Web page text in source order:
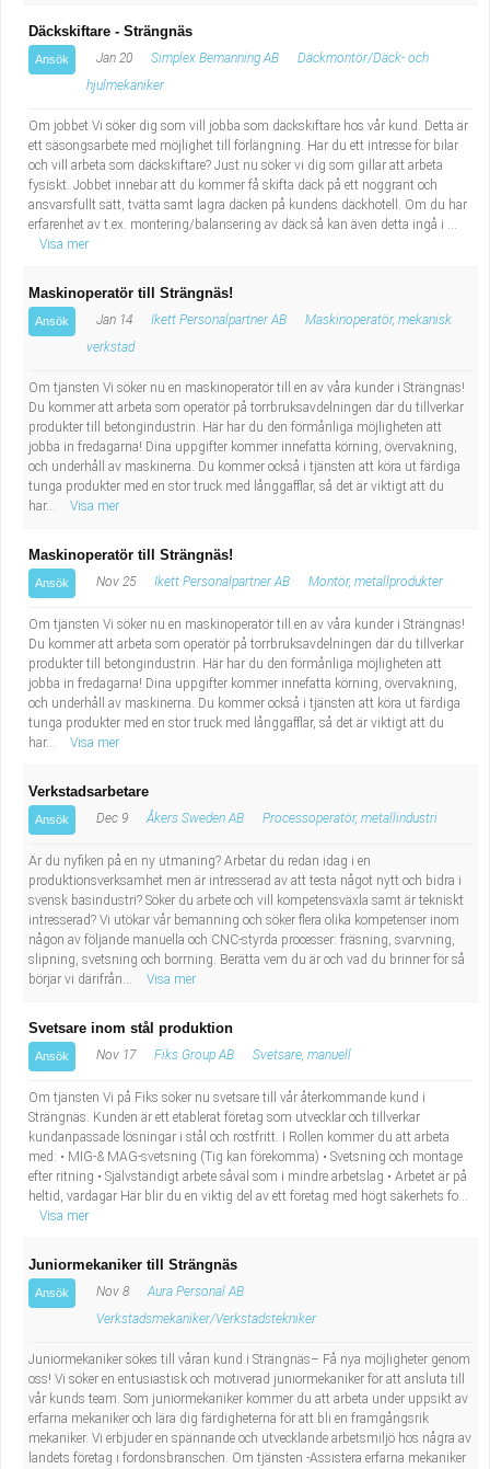
Däckskiftare - Strängnäs
Ansök Jan 20 Simplex Bemanning AB
Däckmontör/Däck- och
hjulmekaniker
Om jobbet Vi söker dig som vill jobba som däckskiftare hos vår kund. Detta är
ett säsongsarbete med möjlighet till förlängning. Har du ett intresse för bilar
och vill arbeta som däckskiftare? Just nu söker vi dig som gillar att arbeta
fysiskt. Jobbet innebär att du kommer få skifta däck på ett noggrant och
ansvarsfullt sätt, tvätta samt lagra däcken på kundens däckhotell. Om du har
erfarenhet av t.ex. montering/balansering av däck så kan även detta ingå i ...
Visa mer
Maskinoperatör till Strängnäs!
Ansök Jan 14 Ikett Personalpartner AB
Maskinoperatör, mekanisk
verkstad
Om tjänsten Vi söker nu en maskinoperatör till en av våra kunder i Strängnäs!
Du kommer att arbeta som operatör på torrbruksavdelningen där du tillverkar
produkter till betongindustrin. Här har du den förmånliga möjligheten att
jobba in fredagarna! Dina uppgifter kommer innefatta körning, övervakning,
och underhåll av maskinerna. Du kommer också i tjänsten att köra ut färdiga
tunga produkter med en stor truck med långgafflar, så det är viktigt att du
har...
Visa mer
Maskinoperatör till Strängnäs!
Ansök Nov 25 Ikett Personalpartner AB Montör, metallprodukter
Om tjänsten Vi söker nu en maskinoperatör till en av våra kunder i Strängnäs!
Du kommer att arbeta som operatör på torrbruksavdelningen där du tillverkar
produkter till betongindustrin. Här har du den förmånliga möjligheten att
jobba in fredagarna! Dina uppgifter kommer innefatta körning, övervakning,
och underhåll av maskinerna. Du kommer också i tjänsten att köra ut färdiga
tunga produkter med en stor truck med långgafflar, så det är viktigt att du
har...
Visa mer
Verkstadsarbetare
Ansök Dec 9 Åkers Sweden AB Processoperatör, metallindustri
Är du nyfiken på en ny utmaning? Arbetar du redan idag i en
produktionsverksamhet men är intresserad av att testa något nytt och bidra i
svensk basindustri? Söker du arbete och vill kompetensväxla samt är tekniskt
intresserad? Vi utökar vår bemanning och söker flera olika kompetenser inom
någon av följande manuella och CNC-styrda processer: fräsning, svarvning,
slipning, svetsning och borrning. Berätta vem du är och vad du brinner för så
börjar vi därifrån...
Visa mer
Svetsare inom stål produktion
Ansök Nov 17 Fiks Group AB Svetsare, manuell
Om tjänsten Vi på Fiks söker nu svetsare till vår återkommande kund i
Strängnäs. Kunden är ett etablerat företag som utvecklar och tillverkar
kundanpassade lösningar i stål och rostfritt. I Rollen kommer du att arbeta
med: • MIG-& MAG-svetsning (Tig kan förekomma) • Svetsning och montage
efter ritning • Självständigt arbete såväl som i mindre arbetslag • Arbetet är på
heltid, vardagar Här blir du en viktig del av ett företag med högt säkerhets fo...
Visa mer
Juniormekaniker till Strängnäs
Ansök Nov 8
Aura Personal AB
Verkstadsmekaniker/Verkstadstekniker
Juniormekaniker sökes till våran kund i Strängnäs– Få nya möjligheter genom
oss! Vi söker en entusiastisk och motiverad juniormekaniker för att ansluta till
vår kunds team. Som juniormekaniker kommer du att arbeta under uppsikt av
erfarna mekaniker och lära dig färdigheterna för att bli en framgångsrik
mekaniker. Vi erbjuder en spännande och utvecklande arbetsmiljö hos några av
landets företag i fordonsbranschen. Om tjänsten -Assistera erfarna mekaniker